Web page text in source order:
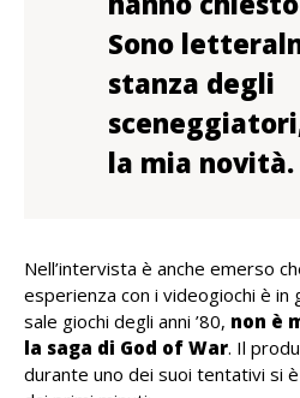
Sono
stanza degli
la mia novità.
Nell’intervista è anche emerso
esperienza con i videogiochi è in
sale giochi degli anni ’80, non è
la saga di God of War. Il
durante uno dei suoi tentativi si